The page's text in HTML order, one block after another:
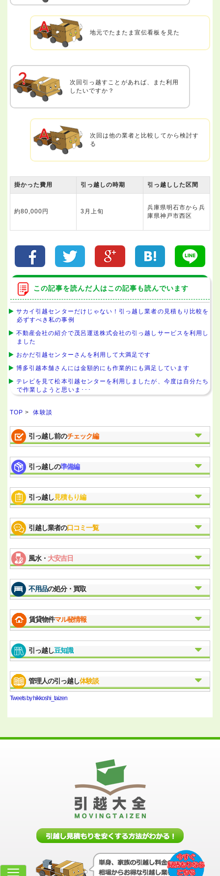
地元でたまたま宣伝看板を見た
次回引っ越すことがあれば、また利用
したいですか？
次回は他の業者と比較してから検討す
る
掛かった費用 引っ越しの時期 引っ越しした区間
約80,000円 3月上旬
兵庫県明石市から兵
庫県神戸市西区
この記事を読んだ人はこの記事も読んでいます
サカイ引越センターだけじゃない！引っ越し業者の見積もり比較を
必ずすべき私の事例
不動産会社の紹介で茂呂運送株式会社の引っ越しサービスを利用し
ました
おかだ引越センターさんを利用して大満足です
博多引越本舗さんには金額的にも作業的にも満足しています
テレビを見て松本引越センターを利用しましたが、今度は自分たち
で作業しようと思いま･･･
TOP >体験談
引っ越し前のチェック編
引っ越しの準備編
引っ越し見積もり編
引越し業者の口コミ一覧
風水・ 大安吉日
不用品の処分・買取
賃貸物件マル秘情報
引っ越し豆知識
管理人の引っ越し体験談
Tweets by hikkoshi_taizen